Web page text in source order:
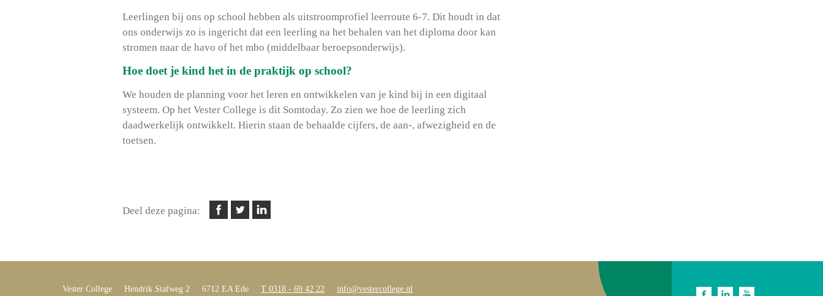
Leerlingen bij ons op school hebben als uitstroomprofiel leerroute 6-7. Dit houdt in dat
ons onderwijs zo is ingericht dat een leerling na het behalen van het diploma door kan
stromen naar de havo of het mbo (middelbaar beroepsonderwijs).
Hoe doet je kind het in de praktijk op school?
We houden de planning voor het leren en ontwikkelen van je kind bij in een digitaal
systeem. Op het Vester College is dit Somtoday. Zo zien we hoe de leerling zich
daadwerkelijk ontwikkelt. Hierin staan de behaalde cijfers, de aan-, afwezigheid en de
toetsen.
Deel deze pagina:
Vester College Hendrik Stafweg 2 6712 EA Ede T 0318 - 69 42 22 info@vestercollege.nl